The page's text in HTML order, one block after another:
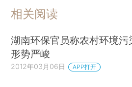
相关阅读
湖南环保官员称农村环境污
形势严峻
2012年03月06日 APP打开